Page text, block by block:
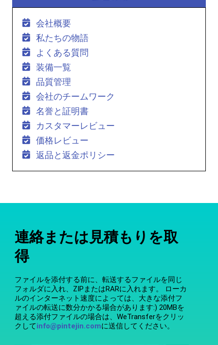
会社概要
私たちの物語
よくある質問
装備一覧
品質管理
会社のチームワーク
名誉と証明書
カスタマーレビュー
価格レビュー
返品と返金ポリシー
連絡または見積もりを取
得
ファイルを添付する前に、転送するファイルを同じ
フォルダに入れ、ZIPまたはRARに入れます。 ローカ
ルのインターネット速度によっては、大きな添付フ
ァイルの転送に数分かかる場合があります:) 20MBを
超える添付ファイルの場合は、WeTransferをクリッ
クしてinfo@pintejin.comに送信してください。